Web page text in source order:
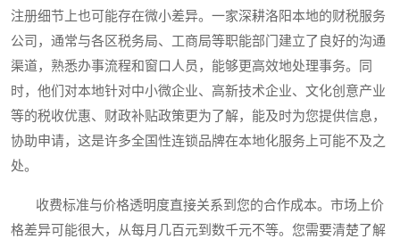
注册细节上也可能存在微小差异。一家深耕洛阳本地的财税服务
公司，通常与各区税务局、工商局等职能部门建立了良好的沟通
渠道，熟悉办事流程和窗口人员，能够更高效地处理事务。同
时，他们对本地针对中小微企业、高新技术企业、文化创意产业
等的税收优惠、财政补贴政策更为了解，能及时为您提供信息，
协助申请，这是许多全国性连锁品牌在本地化服务上可能不及之
处。
收费标准与价格透明度直接关系到您的合作成本。市场上价
格差异可能很大，从每月几百元到数千元不等。您需要清楚了解